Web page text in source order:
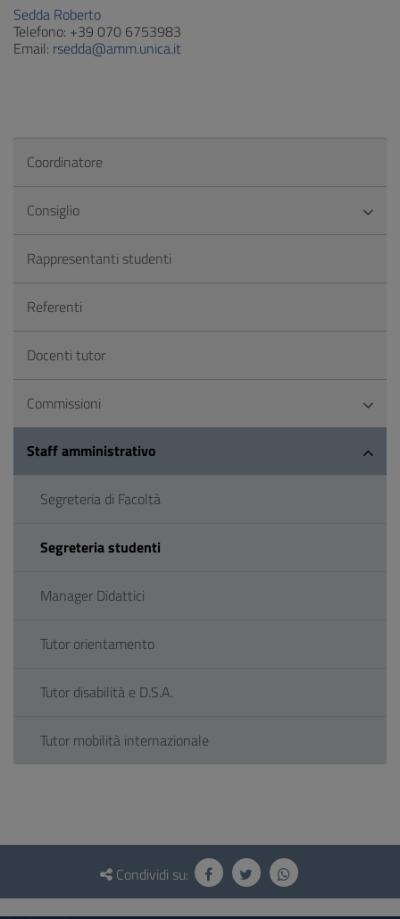
Sedda Roberto
Telefono: +39 070 6753983
Email: rsedda@amm.unica.it
Coordinatore
Consiglio
Rappresentanti studenti
Referenti
Docenti tutor
Commissioni
Staff amministrativo
Segreteria di Facoltà
Segreteria studenti
Manager Didattici
Tutor orientamento
Tutor disabilità e D.S.A.
Tutor mobilità internazionale
Questionario
social
Condividi su: